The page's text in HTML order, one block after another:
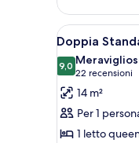
da
letto
Apri
tutte
le
foto
per
Doppia
12
Doppia
9,09,0 su 10
22 recensioni
(22
recensioni)
14 m²
Per 1
1 letto